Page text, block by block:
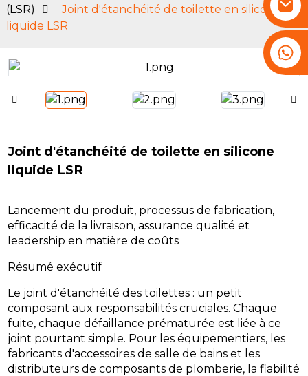
(LSR)
Joint d'étanchéité de toilette en silicone
liquide LSR
Joint d'étanchéité de toilette en silicone
liquide LSR
Lancement du produit, processus de fabrication,
efficacité de la livraison, assurance qualité et
leadership en matière de coûts
Résumé exécutif
Le joint d'étanchéité des toilettes : un petit
composant aux responsabilités cruciales. Chaque
fuite, chaque défaillance prématurée est liée à ce
joint pourtant simple. Pour les équipementiers, les
fabricants d'accessoires de salle de bains et les
distributeurs de composants de plomberie, la fiabilité